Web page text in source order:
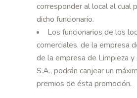
corresponder al local al cual
dicho funcionario.
Los funcionarios de los
comerciales, de la empresa
de la empresa de Limpieza
S.A., podrán canjear un
premios de ésta promoción.